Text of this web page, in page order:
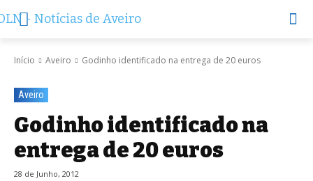
Início Aveiro Godinho identificado na entrega de 20 euros
Aveiro
Godinho identificado na
entrega de 20 euros
28 de Junho, 2012